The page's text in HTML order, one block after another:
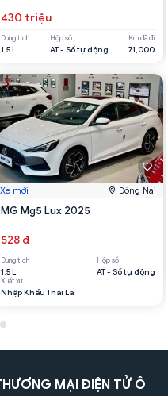
430 triệu
Dung tích
1.5 L
Hộp số
AT - Số tự động
Km đã đi
71,000
Xe mới Đồng Nai
MG Mg5 Lux 2025
528 đ
Dung tích
1.5 L
Hộp số
AT - Số tự động
Xuất xứ
Nhập Khẩu Thái La
MẠI ĐIỆN TỬ Ô